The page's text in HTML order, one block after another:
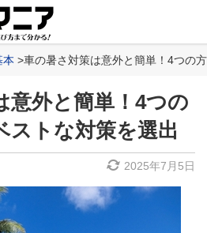
本 車の暑さ対策は意外と簡単！4つの
意外と簡単！4つの
ストな対策を選出
2025年7月5日